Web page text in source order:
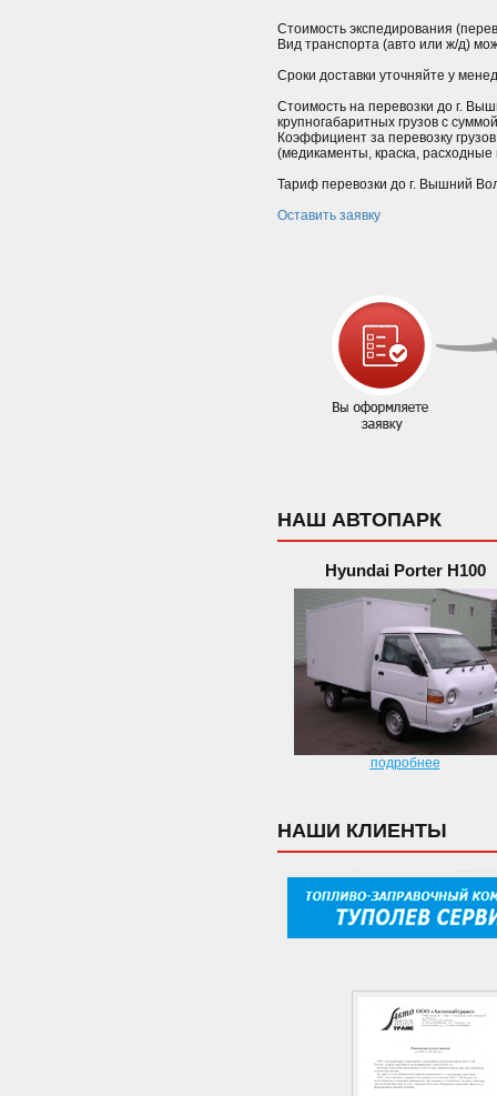
Стоимость экспедирования
Вид транспорта (авто или ж/д)
Сроки доставки уточняйте у
Стоимость на перевозки до г.
крупногабаритных грузов с
Коэффициент за перевозку
(медикаменты, краска,
Тариф перевозки до г. Вышний
Оставить заявку
НАШ АВТОПАРК
Hyundai Porter H100
подробнее
НАШИ КЛИЕНТЫ